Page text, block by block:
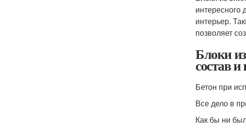
интересного
интерьер.
позволяет
Блоки
состав
Бетон при
Все дело в
Как бы ни